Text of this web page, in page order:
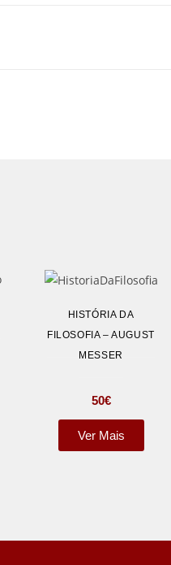
HISTÓRIA DA
FILOSOFIA – AUGUST
MESSER
50€
Ver Mais